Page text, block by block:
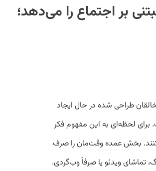
بر اجتماع را می‌دهد؛
و خالقان طراحی شده در حال ایجاد
برای لحظه‌ای به این مفهوم فکر
بخش عمده وقت‌مان را صرف
برای مطالعه بلاگ، تماشای ویدئو یا صرفاً وب‌گردی.